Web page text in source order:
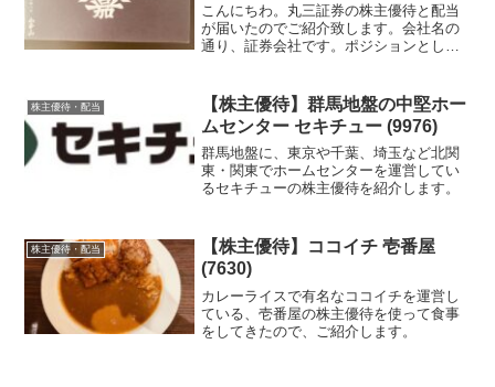
こんにちわ。丸三証券の株主優待と配当
が届いたのでご紹介致します。会社名の
通り、証券会社です。ポジションとして
を展開しています。
株主優待・配当
【株主優待】群馬地盤の中堅ホー
ムセンター セキチュー (9976)
群馬地盤に、東京や千葉、埼玉など北関
東・関東でホームセンターを運営してい
るセキチューの株主優待を紹介します。
株主優待・配当
【株主優待】ココイチ 壱番屋
(7630)
カレーライスで有名なココイチを運営し
ている、壱番屋の株主優待を使って食事
をしてきたので、ご紹介します。